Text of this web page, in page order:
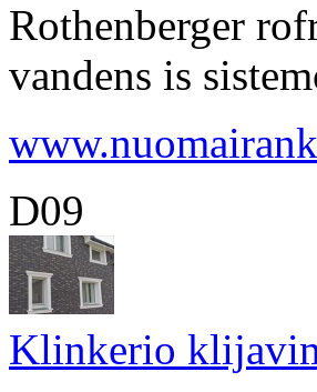
Rothenberger
vandens is
D09
Klinkerio